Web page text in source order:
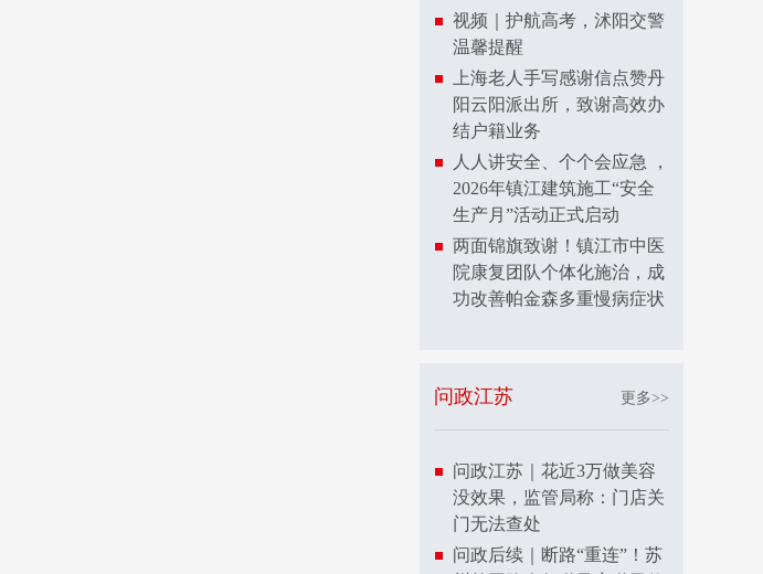
视频｜护航高考，沭阳交警
温馨提醒
上海老人手写感谢信点赞丹
阳云阳派出所，致谢高效办
结户籍业务
人人讲安全、个个会应急 ，
2026年镇江建筑施工“安全
生产月”活动正式启动
两面锦旗致谢！镇江市中医
院康复团队个体化施治，成
功改善帕金森多重慢病症状
问政江苏 更多>>
问政江苏｜花近3万做美容
没效果，监管局称：门店关
门无法查处
问政后续｜断路“重连”！苏